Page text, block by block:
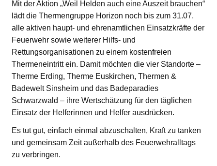
Mit der Aktion „Weil Helden auch eine Auszeit brauchen“
lädt die Thermengruppe Horizon noch bis zum 31.07.
alle aktiven haupt- und ehrenamtlichen Einsatzkräfte der
Feuerwehr sowie weiterer Hilfs- und
Rettungsorganisationen zu einem kostenfreien
Thermeneintritt ein. Damit möchten die vier Standorte –
Therme Erding, Therme Euskirchen, Thermen &
Badewelt Sinsheim und das Badeparadies
Schwarzwald – ihre Wertschätzung für den täglichen
Einsatz der Helferinnen und Helfer ausdrücken.
Es tut gut, einfach einmal abzuschalten, Kraft zu tanken
und gemeinsam Zeit außerhalb des Feuerwehralltags
zu verbringen.